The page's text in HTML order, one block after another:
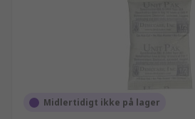
Midlertidigt ikke på lager